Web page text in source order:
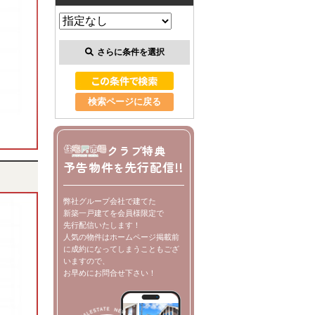
さらに条件を選択
検索ページに戻る
クラブ特典
予告物件を先行配信!!
弊社グループ会社で建てた
新築一戸建てを会員様限定で
先行配信いたします！
人気の物件はホームページ掲載前
に成約になってしまうこともござ
いますので、
お早めにお問合せ下さい！